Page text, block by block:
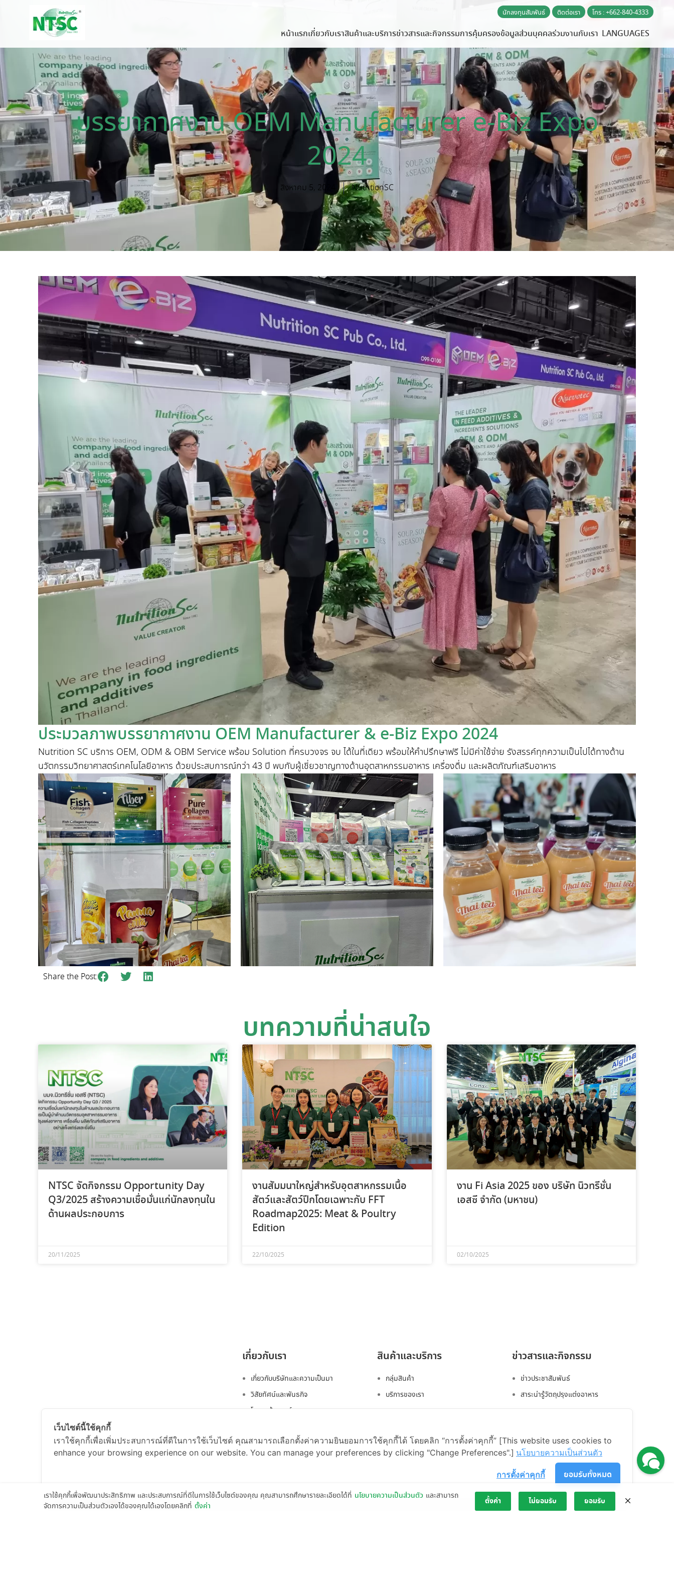
นักลงทุนสัมพันธ์ ติดต่อเรา โทร : +662-840-4333
หน้าแรกเกี่ยวกับเราสินค้าและบริการข่าวสารและกิจกรรมการคุ้มครองข้อมูลส่วนบุคคลร่วมงานกับเรา LANGUAGES
บรรยากาศงาน OEM Manufacturer e-Biz Expo
2024
สิงหาคม 5, 2024 NutritionSC
ประมวลภาพบรรยากาศงาน OEM Manufacturer & e-Biz Expo 2024
Nutrition SC บริการ OEM, ODM & OBM Service พร้อม Solution ที่ครบวงจร จบ ได้ในที่เดียว พร้อมให้คำปรึกษาฟรี ไม่มีค่าใช้จ่าย รังสรรค์ทุกความเป็นไปได้ทางด้าน
นวัตกรรมวิทยาศาสตร์เทคโนโลยีอาหาร ด้วยประสบการณ์กว่า 43 ปี พบกับผู้เชี่ยวชาญทางด้านอุตสาหกรรมอาหาร เครื่องดื่ม และผลิตภัณฑ์เสริมอาหาร
Share the Post:
บทความที่น่าสนใจ
NTSC จัดกิจกรรม Opportunity Day
Q3/2025 สร้างความเชื่อมั่นแก่นักลงทุนใน
ด้านผลประกอบการ
20/11/2025
งานสัมมนาใหญ่สำหรับอุตสาหกรรมเนื้อ
สัตว์และสัตว์ปีกโดยเฉพาะกับ FFT
Roadmap2025: Meat & Poultry
Edition
22/10/2025
งาน Fi Asia 2025 ของ บริษัท นิวทรีชั่น
เอสซี จำกัด (มหาชน)
02/10/2025
เกี่ยวกับเรา
เกี่ยวกับบริษัทและความเป็นมา
วิสัยทัศน์และพันธกิจ
โครงสร้างองค์กร
สารจากประธานเจ้าหน้าที่บริหาร
รางวัลและความภาคภูมิใจ
ติดต่อเรา
สินค้าและบริการ
กลุ่มสินค้า
บริการของเรา
PRODUCT & SERVICE
ข่าวสารและกิจกรรม
ข่าวประชาสัมพันธ์
สาระน่ารู้วัตถุปรุงแต่งอาหาร
เราใช้คุกกี้เพื่อพัฒนาประสิทธิภาพ และประสบการณ์ที่ดีในการใช้เว็บไซต์ของคุณ คุณสามารถศึกษารายละเอียดได้ที่ นโยบายความเป็นส่วนตัว และสามารถ
จัดการความเป็นส่วนตัวเองได้ของคุณได้เองโดยคลิกที่ ตั้งค่า ตั้งค่า ไม่ยอมรับ ยอมรับ
เว็บไซต์นี้ใช้คุกกี้
เราใช้คุกกี้เพื่อเพิ่มประสบการณ์ที่ดีในการใช้เว็บไซต์ คุณสามารถเลือกตั้งค่าความยินยอมการใช้คุกกี้ได้ โดยคลิก “การตั้งค่าคุกกี้” [This website uses cookies to
enhance your browsing experience on our website. You can manage your preferences by clicking "Change Preferences".] นโยบายความเป็นส่วนตัว
ยอมรับทั้งหมด
การตั้งค่าคุกกี้